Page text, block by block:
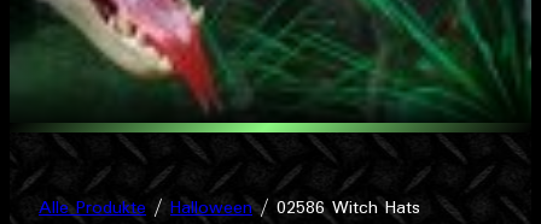
Alle Produkte / Halloween/ 02586 Witch Hats